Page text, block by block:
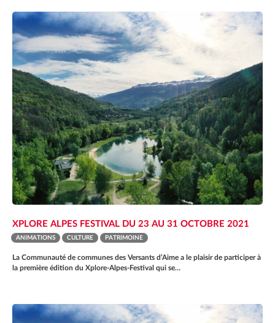
XPLORE ALPES FESTIVAL DU 23 AU 31 OCTOBRE 2021
ANIMATIONS CULTURE PATRIMOINE
La Communauté de communes des Versants d’Aime a le plaisir de participer à
la première édition du Xplore-Alpes-Festival qui se…